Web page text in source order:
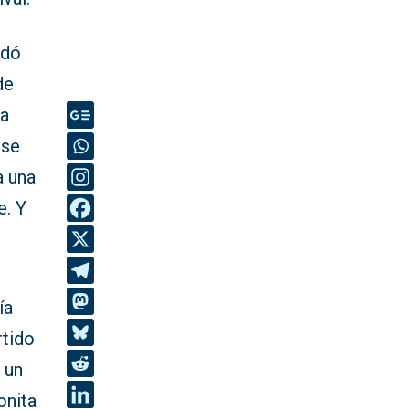
una
Y